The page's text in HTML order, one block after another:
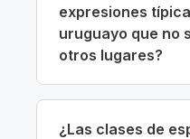
expresiones
uruguayo que no
otros lugares?
¿Las clases de